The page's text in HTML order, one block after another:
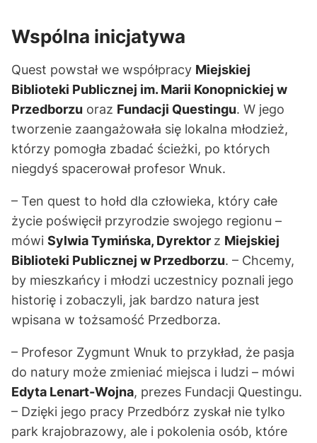
Wspólna inicjatywa
Quest powstał we współpracy Miejskiej
Biblioteki Publicznej im. Marii Konopnickiej w
Przedborzu oraz Fundacji Questingu. W jego
tworzenie zaangażowała się lokalna młodzież,
którzy pomogła zbadać ścieżki, po których
niegdyś spacerował profesor Wnuk.
– Ten quest to hołd dla człowieka, który całe
życie poświęcił przyrodzie swojego regionu –
mówi Sylwia Tymińska, Dyrektor z Miejskiej
Biblioteki Publicznej w Przedborzu. – Chcemy,
by mieszkańcy i młodzi uczestnicy poznali jego
historię i zobaczyli, jak bardzo natura jest
wpisana w tożsamość Przedborza.
– Profesor Zygmunt Wnuk to przykład, że pasja
do natury może zmieniać miejsca i ludzi – mówi
Edyta Lenart-Wojna, prezes Fundacji Questingu.
– Dzięki jego pracy Przedbórz zyskał nie tylko
park krajobrazowy, ale i pokolenia osób, które